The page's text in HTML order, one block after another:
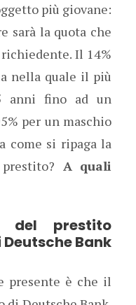
più giovane:
sarà la quota che
Il 14%
nella quale il più
anni fino ad un
per un maschio
come si ripaga la
A quali
del prestito
Bank
presente è che il